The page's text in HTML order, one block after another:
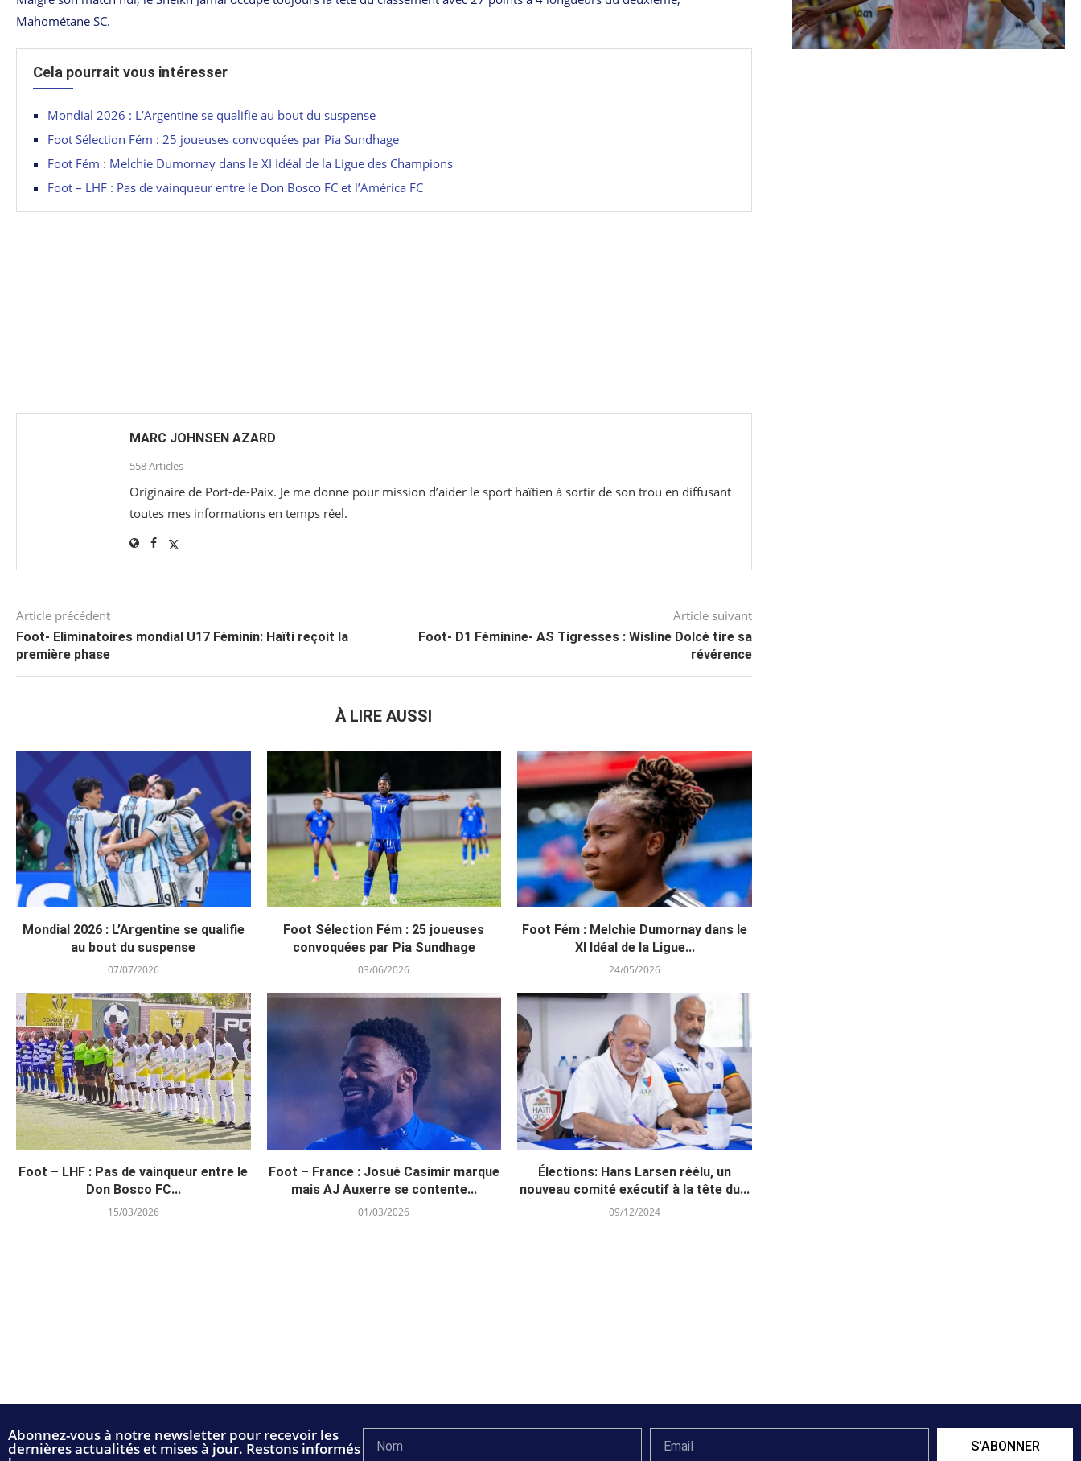
Mahométane SC.
Cela pourrait vous intéresser
Mondial 2026 : L’Argentine se qualifie au bout du suspense
Foot Sélection Fém : 25 joueuses convoquées par Pia Sundhage
Foot Fém : Melchie Dumornay dans le XI Idéal de la Ligue des Champions
Foot – LHF : Pas de vainqueur entre le Don Bosco FC et l’América FC
MARC JOHNSEN AZARD
558 Articles
Originaire de Port-de-Paix. Je me donne pour mission d’aider le sport haïtien à sortir de son trou en diffusant
toutes mes informations en temps réel.
Article précédent
Foot- Eliminatoires mondial U17 Féminin: Haïti reçoit la
première phase
Article suivant
Foot- D1 Féminine- AS Tigresses : Wisline Dolcé tire sa
révérence
À LIRE AUSSI
Mondial 2026 : L’Argentine se qualifie
au bout du suspense
07/07/2026
Foot Sélection Fém : 25 joueuses
convoquées par Pia Sundhage
03/06/2026
Foot Fém : Melchie Dumornay dans le
XI Idéal de la Ligue...
24/05/2026
Foot – LHF : Pas de vainqueur entre le
Don Bosco FC...
15/03/2026
Foot – France : Josué Casimir marque
mais AJ Auxerre se contente...
01/03/2026
Élections: Hans Larsen réélu, un
nouveau comité exécutif à la tête du...
09/12/2024
Abonnez-vous à notre newsletter pour recevoir les
dernières actualités et mises à jour. Restons informés S'ABONNER